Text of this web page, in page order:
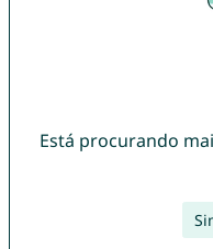
Está procurando